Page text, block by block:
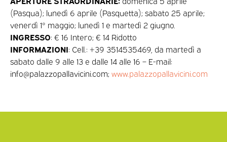
(Pasqua); lunedì 6 aprile (Pasquetta); sabato 25 aprile;
venerdì 1° maggio; lunedì 1 e martedì 2 giugno.
INGRESSO: € 16 Intero; € 14 Ridotto
INFORMAZIONI: Cell.: +39 3514535469, da martedì a
sabato dalle 9 alle 13 e dalle 14 alle 16 – E-mail:
info@palazzopallavicini.com; www.palazzopallavicini.com